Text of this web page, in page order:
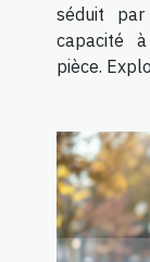
séduit
capacité
pièce.